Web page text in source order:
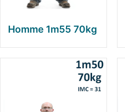
Homme 1m55 70kg